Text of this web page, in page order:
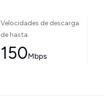
Velocidades de descarga
de hasta
150Mbps